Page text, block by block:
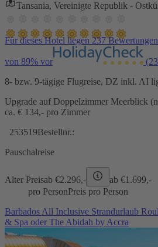
Tansania, Vereinigte Republik -
Für dieses Hotel liegen 237
von 89% vor
8- bzw. 9-tägige Flugreise, DZ inkl. AI
Upgrade auf Doppelzimmer Meerblick
ca. € 134,- pro Zimmer
253519Bestellnr.:
Pauschalreise
Alter Preisab €2.296,- ab €1.699,-
pro PersonPreis pro Person
Barbados All Inclusive Strandurlaub
& Spa oder The Abidah by Accra